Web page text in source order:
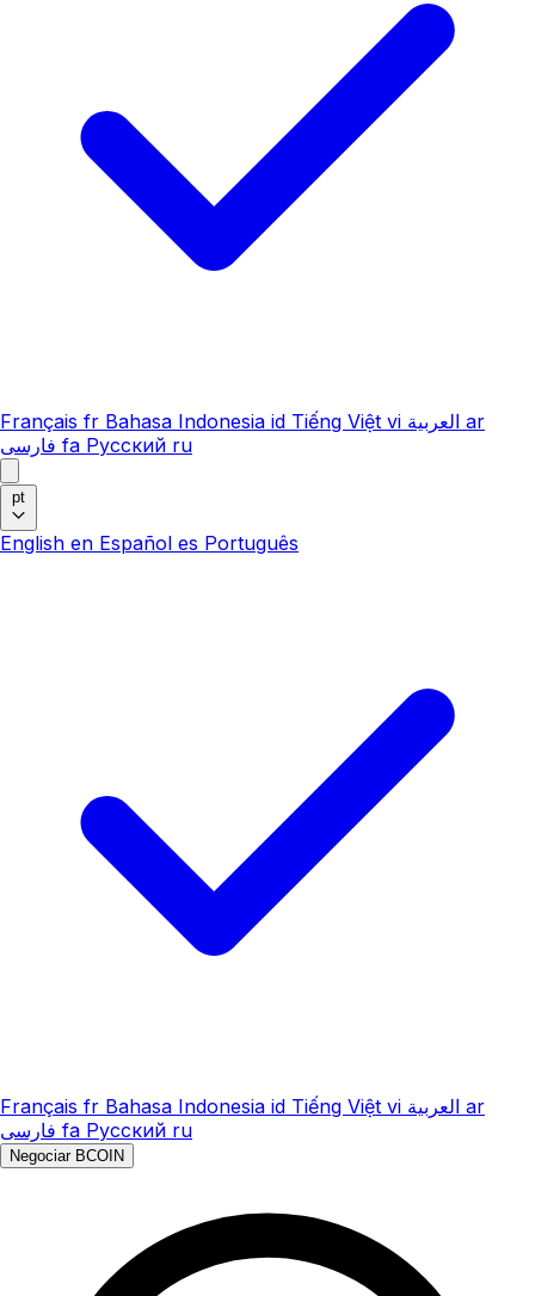
Français fr Bahasa Indonesia id Tiếng Việt vi العربية ar
فارسی fa Русский ru
pt
English en Español es Português
Français fr Bahasa Indonesia id Tiếng Việt vi العربية ar
فارسی fa Русский ru
Negociar BCOIN